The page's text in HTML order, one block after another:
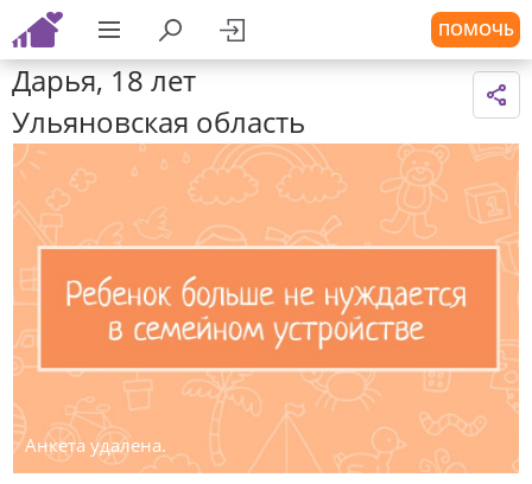
ПОМОЧЬ
Дарья, 18 лет
Ульяновская область
Анкета удалена.